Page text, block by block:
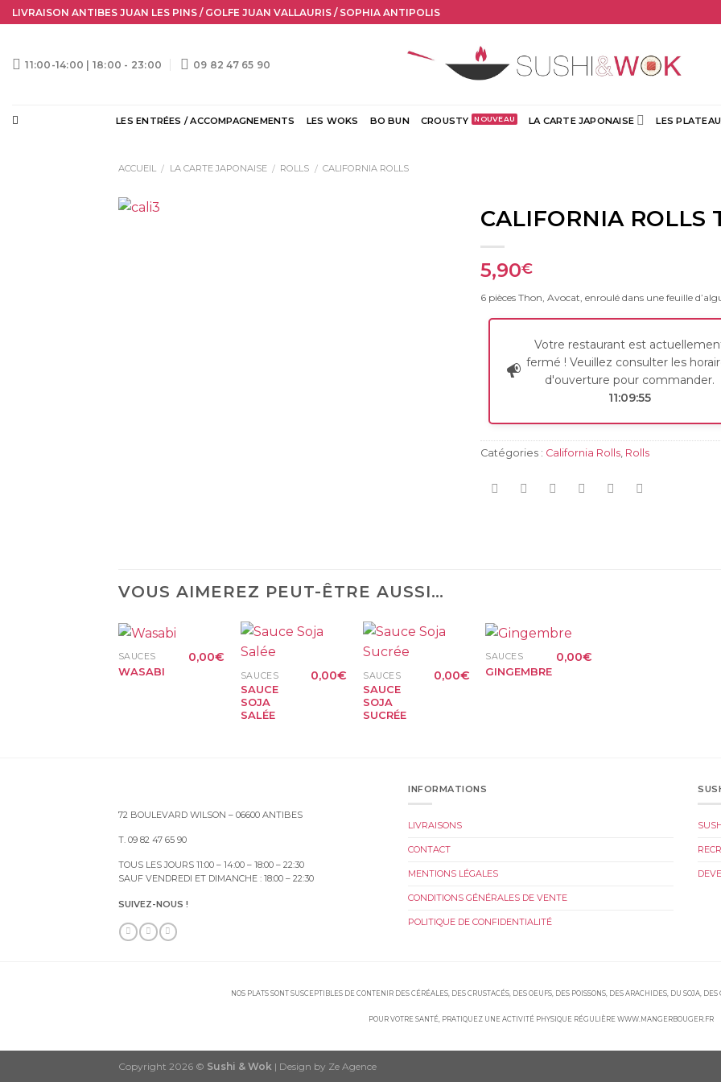
Skip
to
LIVRAISON ANTIBES JUAN LES PINS / GOLFE JUAN VALLAURIS / SOPHIA ANTIPOLIS
11:00-14:00 | 18:00 - 23:00 09 82 47 65 90
LES ENTRÉES / ACCOMPAGNEMENTS LES WOKS BO BUN CROUSTY LA CARTE JAPONAISE LES
ACCUEIL / LA CARTE JAPONAISE / ROLLS / CALIFORNIA ROLLS
CALIFORNIA ROLLS
5,90€
6 pièces Thon, Avocat, enroulé dans une feuille
Votre restaurant est
fermé ! Veuillez consulter les
d'ouverture pour commander.
11:09:55
Catégories : California Rolls, Rolls
VOUS AIMEREZ PEUT-ÊTRE AUSSI…
+
SAUCES
WASABI
0,00€
+
SAUCES
SAUCE
SOJA
SALÉE
0,00€ SAUCES
SAUCE
SOJA
SUCRÉE
0,00€
+
SAUCES
GINGEMBRE
0,00€
72 BOULEVARD WILSON – 06600 ANTIBES
T. 09 82 47 65 90
TOUS LES JOURS 11:00 – 14:00 – 18:00 – 22:30
SAUF VENDREDI ET DIMANCHE : 18:00 – 22:30
SUIVEZ-NOUS !
INFORMATIONS
LIVRAISONS
CONTACT
MENTIONS LÉGALES
CONDITIONS GÉNÉRALES DE VENTE
POLITIQUE DE CONFIDENTIALITÉ
NOS PLATS SONT SUSCEPTIBLES DE CONTENIR DES CÉRÉALES, DES CRUSTACÉS, DES OEUFS, DES POISSONS, DES ARACHIDES, DU SOJA,
POUR VOTRE SANTÉ, PRATIQUEZ UNE ACTIVITÉ PHYSIQUE RÉGULIÈRE WWW.MANGERBOUGER.FR
Copyright 2026 © Sushi & Wok | Design by Ze Agence